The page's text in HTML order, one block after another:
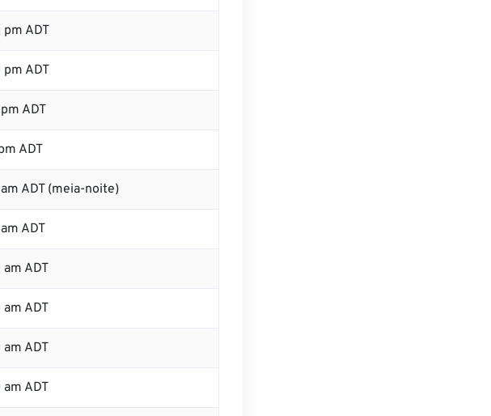
ADT
ADT
ADT
ADT
ADT (meia-noite)
ADT
ADT
ADT
ADT
ADT